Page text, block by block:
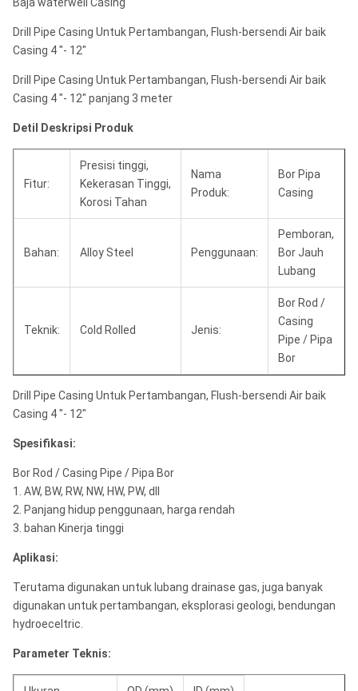
Drill Pipe Casing Untuk Pertambangan, Flush-bersendi Air baik
Casing 4 "- 12"
Drill Pipe Casing Untuk Pertambangan, Flush-bersendi Air baik
Casing 4 "- 12" panjang 3 meter
Detil Deskripsi Produk
Fitur:
Presisi tinggi,
Kekerasan Tinggi,
Korosi Tahan
Nama
Produk:
Bor Pipa
Casing
Bahan: Alloy Steel Penggunaan:
Pemboran,
Bor Jauh
Lubang
Teknik: Cold Rolled Jenis:
Bor Rod /
Casing
Pipe / Pipa
Bor
Drill Pipe Casing Untuk Pertambangan, Flush-bersendi Air baik
Casing 4 "- 12"
Spesifikasi:
Bor Rod / Casing Pipe / Pipa Bor
1. AW, BW, RW, NW, HW, PW, dll
2. Panjang hidup penggunaan, harga rendah
3. bahan Kinerja tinggi
Aplikasi:
Terutama digunakan untuk lubang drainase gas, juga banyak
digunakan untuk pertambangan, eksplorasi geologi, bendungan
hydroeceltric.
Parameter Teknis: